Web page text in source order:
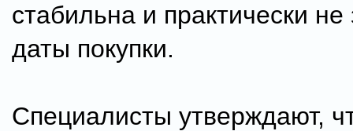
стабильна и практически не
даты покупки.
Специалисты утверждают,